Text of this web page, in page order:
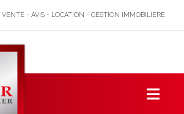
- AVIS - LOCATION - GESTION IMMOBILIERE